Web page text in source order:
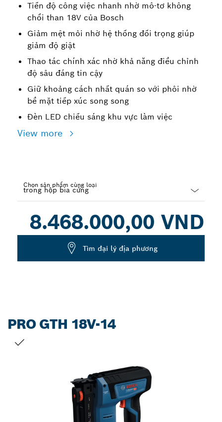
Tiến độ công việc nhanh nhờ mô-tơ không
chổi than 18V của Bosch
Giảm mệt mỏi nhờ hệ thống đối trọng giúp
giảm độ giật
Thao tác chính xác nhờ khả năng điều chỉnh
độ sâu đáng tin cậy
Giữ khoảng cách nhất quán so với phôi nhờ
bề mặt tiếp xúc song song
Đèn LED chiếu sáng khu vực làm việc
View more
Chọn sản phẩm cùng loại
closed8.468.000,00 VND
Tìm đại lý địa phương
PRO GTH 18V-14